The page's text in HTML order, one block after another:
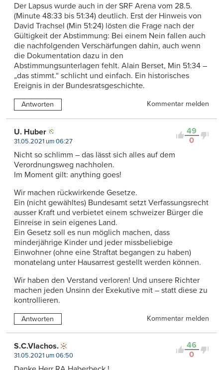
Der Lapsus wurde auch in der SRF Arena vom 28.5.
(Minute 48:33 bis 51:34) deutlich. Erst der Hinweis von
David Trachsel (Min 51:24) lösten die Frage nach der
Gültigkeit der Abstimmung: Bei einem Nein fallen auch
die nachfolgenden Verschärfungen dahin, auch wenn
die Dokumentation dazu in den
Abstimmungsunterlagen fehlt. Alain Berset, Min 51:34 –
„das stimmt.“ schlicht und einfach. Ein historisches
Ereignis in der Bundesratsgeschichte.
Antworten Kommentar melden
49
0
U. Huber
31.05.2021 um 06:27
Nicht so schlimm – das lässt sich alles auf dem
Verordnungsweg nachholen.
Im Moment gilt: anything goes!
Wir machen rückwirkende Gesetze.
Ein (nicht gewähltes) Bundesamt setzt Verfassungsrecht
ausser Kraft und verbietet einem schweizer Bürger die
Einreise in sein eigenes Land.
Ein Gesetz soll es nun möglich machen, dass
minderjährige Kinder und jeder missbeliebige
Einwohner (ohne eine Straftat begangen zu haben)
monatelang unter Hausarrest gestellt werden können.
Wir haben den Verstand verloren! Und unsere Richter
machen jeden Unsinn der Exekutive mit – statt diese zu
kontrollieren.
Antworten Kommentar melden
46
0
S.C.Vlachos.
31.05.2021 um 06:50